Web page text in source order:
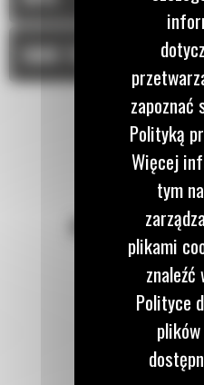
DANE TECHNICZNE
POZOSTAŃMY
Zadzwoń
122
zapoznać
Polityką
Więcej
tym
plikami
znaleźć
Polityce